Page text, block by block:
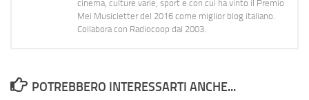
cinema, culture varie, sport e con cui ha vinto il Premio
Mei Musicletter del 2016 come miglior blog italiano.
Collabora con Radiocoop dal 2003.
POTREBBERO INTERESSARTI ANCHE...